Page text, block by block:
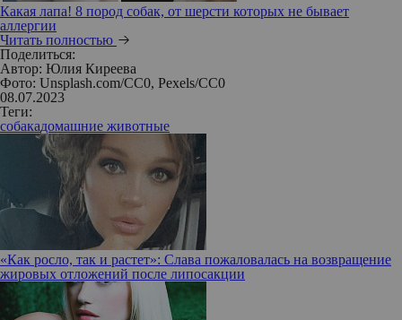
Какая лапа! 8 пород собак, от шерсти которых не бывает
аллергии
Читать полностью
Поделиться:
Автор: Юлия Киреева
Фото: Unsplash.com/CC0, Pexels/CC0
08.07.2023
Теги:
собакадомашние животные
«Как росло, так и растет»: Слава пожаловалась на возвращение
жировых отложений после липосакции